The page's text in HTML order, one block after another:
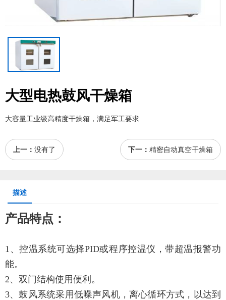
大型电热鼓风干燥箱
大容量工业级高精度干燥箱，满足军工要求
上一： 没有了 下一： 精密自动真空干燥箱
描述
产品特点：
1、控温系统可选择PID或程序控温仪，带超温报警功
能。
2、双门结构使用便利。
3、鼓风系统采用低噪声风机，离心循环方式，以达到